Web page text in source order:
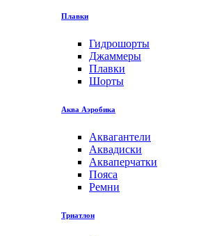
Плавки
Гидрошорты
Джаммеры
Плавки
Шорты
Аква Аэробика
Аквагантели
Аквадиски
Акваперчатки
Пояса
Ремни
Триатлон